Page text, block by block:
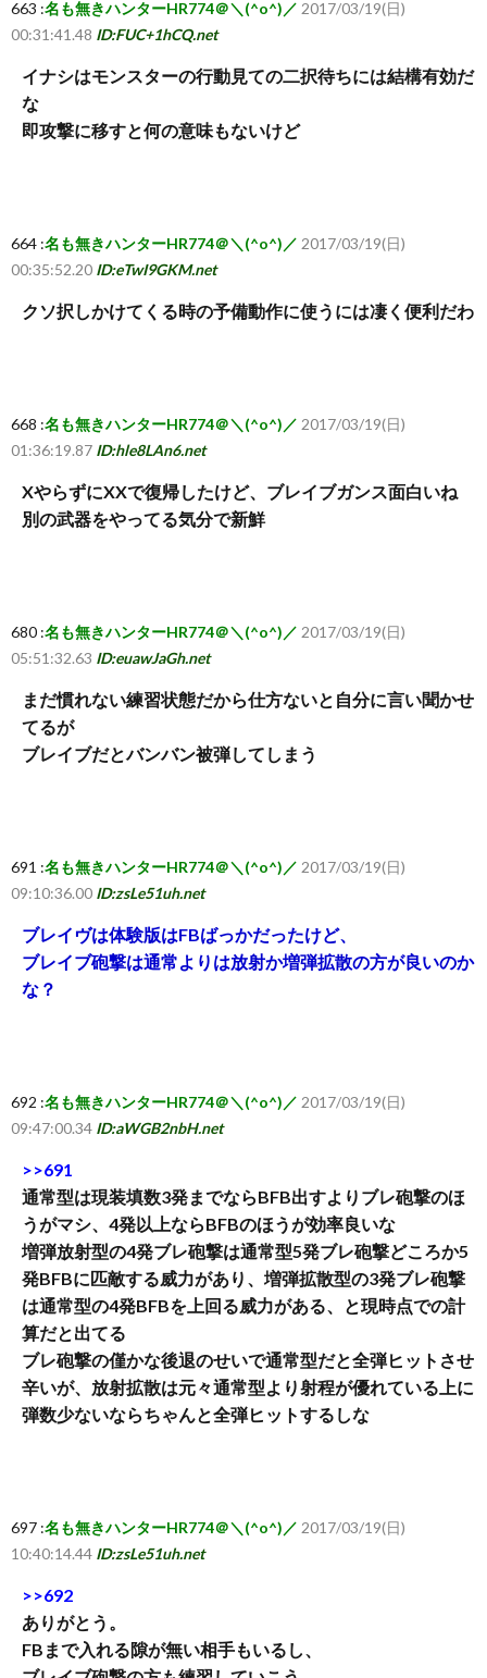
663 :名も無きハンターHR774＠＼(^o^)／ 2017/03/19(日)
00:31:41.48 ID:FUC+1hCQ.net
イナシはモンスターの行動見ての二択待ちには結構有効だ
な
即攻撃に移すと何の意味もないけど
664 :名も無きハンターHR774＠＼(^o^)／ 2017/03/19(日)
00:35:52.20 ID:eTwI9GKM.net
クソ択しかけてくる時の予備動作に使うには凄く便利だわ
668 :名も無きハンターHR774＠＼(^o^)／ 2017/03/19(日)
01:36:19.87 ID:hle8LAn6.net
XやらずにXXで復帰したけど、ブレイブガンス面白いね
別の武器をやってる気分で新鮮
680 :名も無きハンターHR774＠＼(^o^)／ 2017/03/19(日)
05:51:32.63 ID:euawJaGh.net
まだ慣れない練習状態だから仕方ないと自分に言い聞かせ
てるが
ブレイブだとバンバン被弾してしまう
691 :名も無きハンターHR774＠＼(^o^)／ 2017/03/19(日)
09:10:36.00 ID:zsLe51uh.net
ブレイヴは体験版はFBばっかだったけど、
ブレイブ砲撃は通常よりは放射か増弾拡散の方が良いのか
な？
692 :名も無きハンターHR774＠＼(^o^)／ 2017/03/19(日)
09:47:00.34 ID:aWGB2nbH.net
>>691
通常型は現装填数3発までならBFB出すよりブレ砲撃のほ
うがマシ、4発以上ならBFBのほうが効率良いな
増弾放射型の4発ブレ砲撃は通常型5発ブレ砲撃どころか5
発BFBに匹敵する威力があり、増弾拡散型の3発ブレ砲撃
は通常型の4発BFBを上回る威力がある、と現時点での計
算だと出てる
ブレ砲撃の僅かな後退のせいで通常型だと全弾ヒットさせ
辛いが、放射拡散は元々通常型より射程が優れている上に
弾数少ないならちゃんと全弾ヒットするしな
697 :名も無きハンターHR774＠＼(^o^)／ 2017/03/19(日)
10:40:14.44 ID:zsLe51uh.net
>>692
ありがとう。
FBまで入れる隙が無い相手もいるし、